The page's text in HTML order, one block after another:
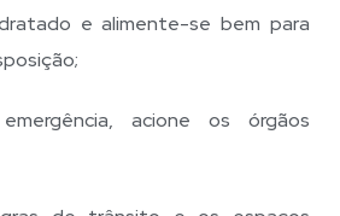
e alimente-se bem para
acione os órgãos